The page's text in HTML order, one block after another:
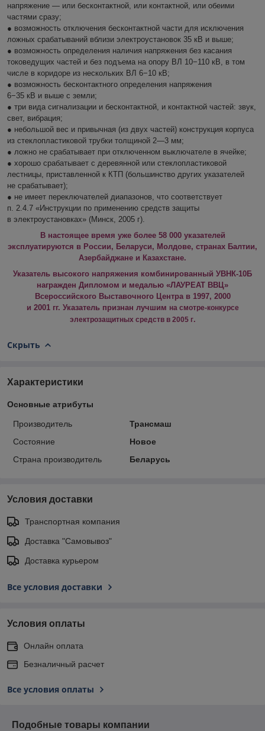
напряжение — или бесконтактной, или контактной, или обеими
частями сразу;
● возможность отключения бесконтактной части для исключения
ложных срабатываний вблизи электроустановок 35 кВ и выше;
● возможность определения наличия напряжения без касания
токоведущих частей и без подъема на опору ВЛ 10−110 кВ, в том
числе в коридоре из нескольких ВЛ 6−10 кВ;
● возможность бесконтактного определения напряжения
6−35 кВ и выше с земли;
● три вида сигнализации и бесконтактной, и контактной частей: звук,
свет, вибрация;
● небольшой вес и привычная (из двух частей) конструкция корпуса
из стеклопластиковой трубки толщиной 2—3 мм;
● ложно не срабатывает при отключенном выключателе в ячейке;
● хорошо срабатывает с деревянной или стеклопластиковой
лестницы, приставленной к КТП (большинство других указателей
не срабатывает);
● не имеет переключателей диапазонов, что соответствует
п. 2.4.7 «Инструкции по применению средств защиты
в электроустановках» (Минск, 2005 г).
В настоящее время уже более 58 000 указателей
эксплуатируются в России, Беларуси, Молдове, странах Балтии,
Азербайджане и Казахстане.
Указатель высокого напряжения комбинированный УВНК-10Б
награжден Дипломом и медалью «ЛАУРЕАТ ВВЦ»
Всероссийского Выставочного Центра в 1997, 2000
и 2001 гг. Указатель признан лучшим на смотре-конкурсе
электрозащитных средств в 2005 г.
Скрыть
Характеристики
Основные атрибуты
Производитель
Трансмаш
Состояние
Новое
Страна производитель
Беларусь
Условия доставки
Транспортная компания
Доставка "Самовывоз"
Доставка курьером
Все условия доставки
Условия оплаты
Онлайн оплата
Безналичный расчет
Все условия оплаты
Подобные товары компании